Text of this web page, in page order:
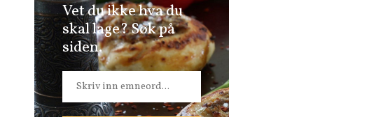
Vet du ikke hva du
skal lage? Søk på
siden.